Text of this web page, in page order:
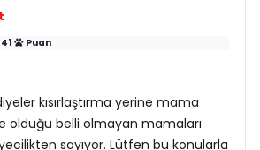
Puan
kısırlaştırma yerine mama
olduğu belli olmayan mamaları
sayıyor. Lütfen bu konularla